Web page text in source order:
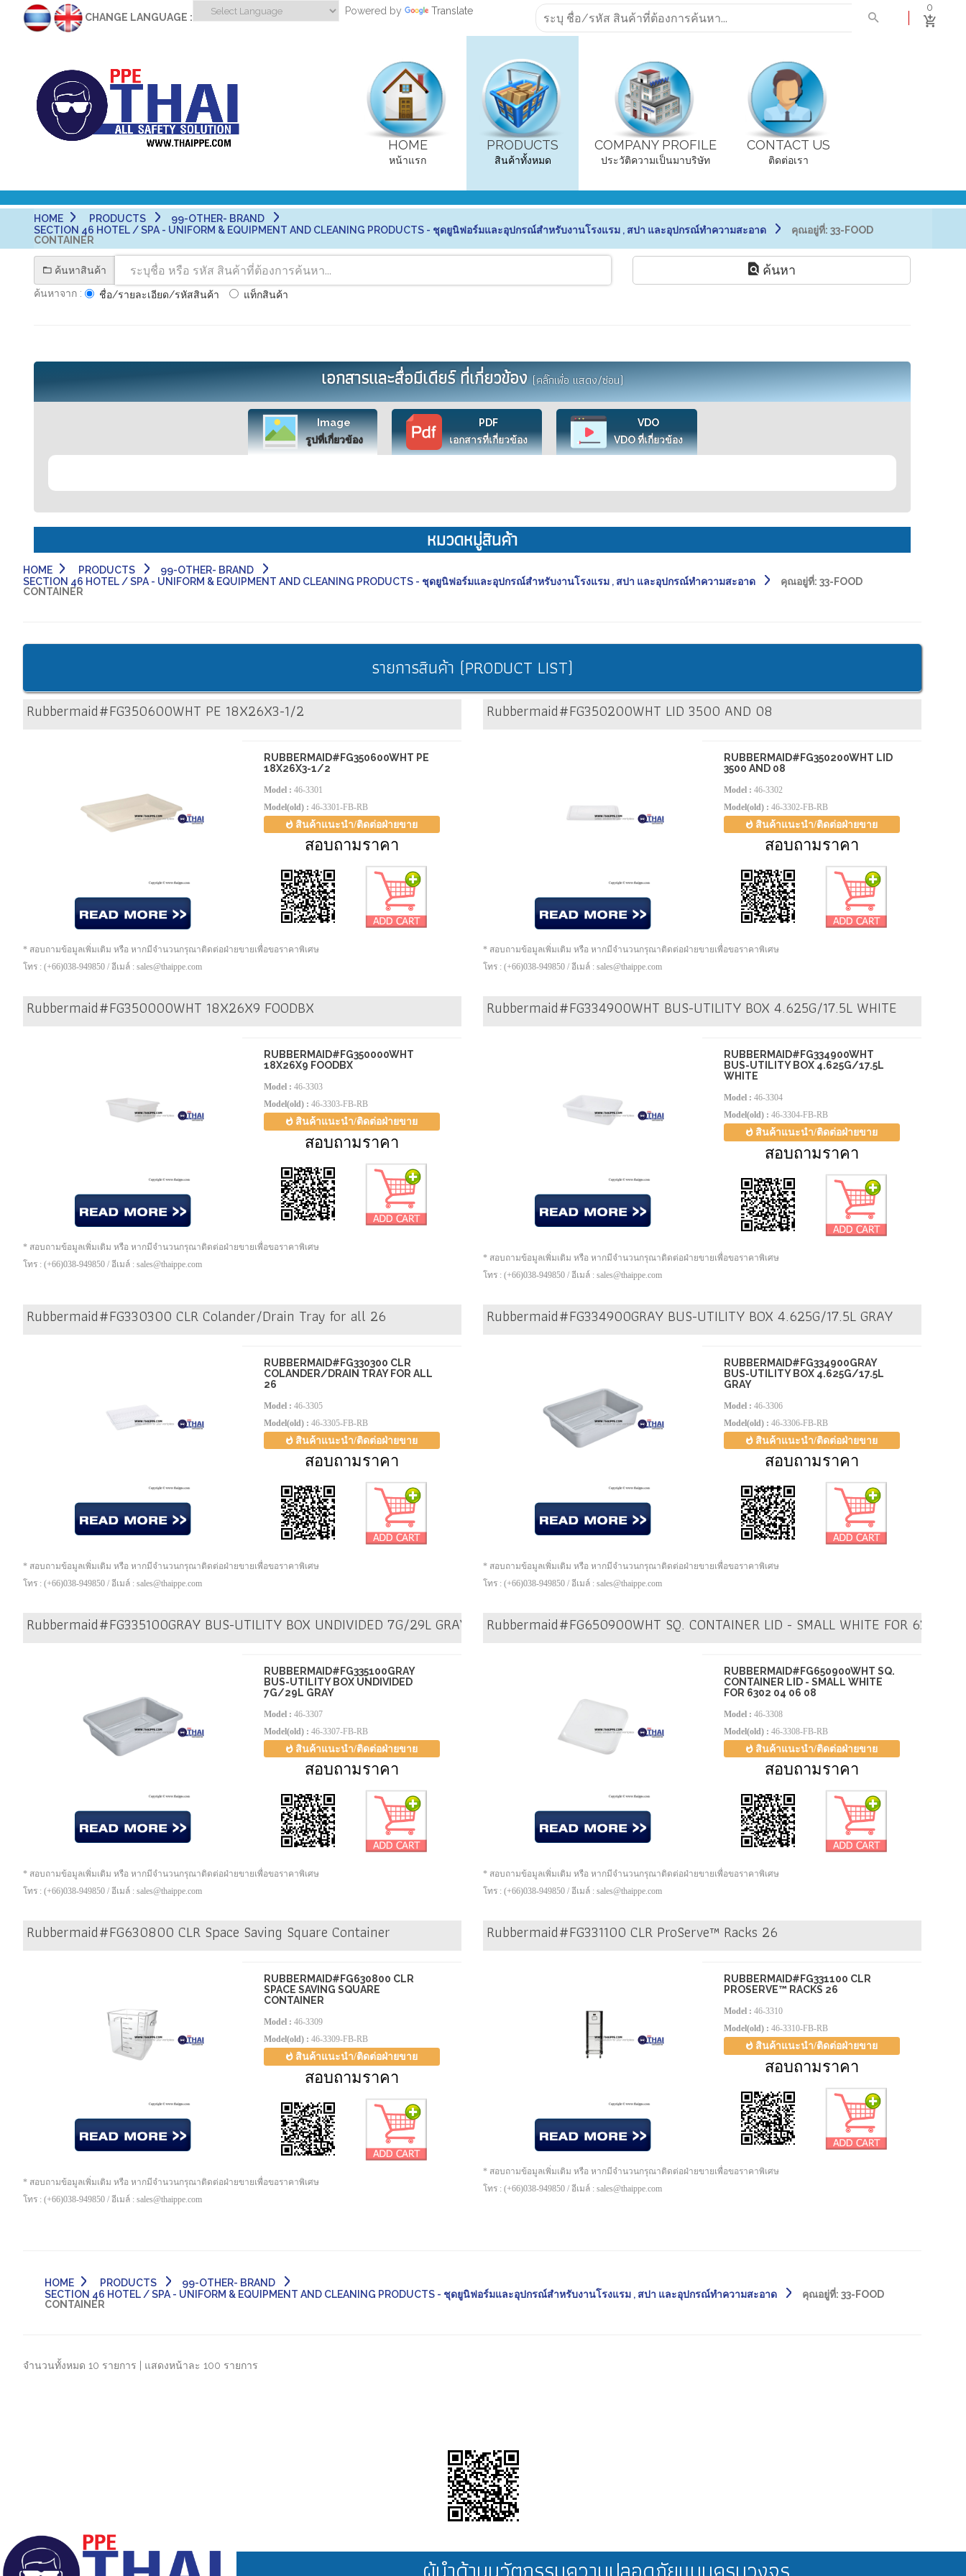
CHANGE LANGUAGE :
Powered by Translate 0
HOME
หน้าแรก
PRODUCTS
สินค้าทั้งหมด
COMPANY PROFILE
ประวัติความเป็นมาบริษัท
CONTACT US
ติดต่อเรา
HOME PRODUCTS
99-OTHER- BRAND
SECTION 46 HOTEL / SPA - UNIFORM & EQUIPMENT AND CLEANING PRODUCTS - ชุดยูนิฟอร์มและอุปกรณ์สำหรับงานโรงแรม , สปา และอุปกรณ์ทำความสะอาด
คุณอยู่ที่: 33-FOOD
CONTAINER
ค้นหาสินค้า
ค้นหาจาก :
ชื่อ/รายละเอียด/รหัสสินค้า แท็กสินค้า
ค้นหา
เอกสารและสื่อมีเดียร์ ที่เกี่ยวข้อง(คลิ๊กเพื่อ แสดง/ซ่อน)
Image
รูปที่เกี่ยวข้อง
PDF
เอกสารที่เกี่ยวข้อง
VDO
VDO ที่เกี่ยวข้อง
หมวดหมู่สินค้า
HOME PRODUCTS
99-OTHER- BRAND
SECTION 46 HOTEL / SPA - UNIFORM & EQUIPMENT AND CLEANING PRODUCTS - ชุดยูนิฟอร์มและอุปกรณ์สำหรับงานโรงแรม , สปา และอุปกรณ์ทำความสะอาด
คุณอยู่ที่: 33-FOOD
CONTAINER
รายการสินค้า (PRODUCT LIST)
Rubbermaid#FG350600WHT PE 18X26X3-1/2
RUBBERMAID#FG350600WHT PE
18X26X3-1/2
Model : 46-3301
Model(old) : 46-3301-FB-RB
สินค้าแนะนำ/ติดต่อฝ่ายขาย
สอบถามราคา
* สอบถามข้อมูลเพิ่มเติม หรือ หากมีจำนวนกรุณาติดต่อฝ่ายขายเพื่อขอราคาพิเศษ
โทร : (+66)038-949850 / อีเมล์ : sales@thaippe.com
Rubbermaid#FG350200WHT LID 3500 AND 08
RUBBERMAID#FG350200WHT LID
3500 AND 08
Model : 46-3302
Model(old) : 46-3302-FB-RB
สินค้าแนะนำ/ติดต่อฝ่ายขาย
สอบถามราคา
* สอบถามข้อมูลเพิ่มเติม หรือ หากมีจำนวนกรุณาติดต่อฝ่ายขายเพื่อขอราคาพิเศษ
โทร : (+66)038-949850 / อีเมล์ : sales@thaippe.com
Rubbermaid#FG350000WHT 18X26X9 FOODBX
RUBBERMAID#FG350000WHT
18X26X9 FOODBX
Model : 46-3303
Model(old) : 46-3303-FB-RB
สินค้าแนะนำ/ติดต่อฝ่ายขาย
สอบถามราคา
* สอบถามข้อมูลเพิ่มเติม หรือ หากมีจำนวนกรุณาติดต่อฝ่ายขายเพื่อขอราคาพิเศษ
โทร : (+66)038-949850 / อีเมล์ : sales@thaippe.com
Rubbermaid#FG334900WHT BUS-UTILITY BOX 4.625G/17.5L WHITE
RUBBERMAID#FG334900WHT
BUS-UTILITY BOX 4.625G/17.5L
WHITE
Model : 46-3304
Model(old) : 46-3304-FB-RB
สินค้าแนะนำ/ติดต่อฝ่ายขาย
สอบถามราคา
* สอบถามข้อมูลเพิ่มเติม หรือ หากมีจำนวนกรุณาติดต่อฝ่ายขายเพื่อขอราคาพิเศษ
โทร : (+66)038-949850 / อีเมล์ : sales@thaippe.com
Rubbermaid#FG330300 CLR Colander/Drain Tray for all 26
RUBBERMAID#FG330300 CLR
COLANDER/DRAIN TRAY FOR ALL
26
Model : 46-3305
Model(old) : 46-3305-FB-RB
สินค้าแนะนำ/ติดต่อฝ่ายขาย
สอบถามราคา
* สอบถามข้อมูลเพิ่มเติม หรือ หากมีจำนวนกรุณาติดต่อฝ่ายขายเพื่อขอราคาพิเศษ
โทร : (+66)038-949850 / อีเมล์ : sales@thaippe.com
Rubbermaid#FG334900GRAY BUS-UTILITY BOX 4.625G/17.5L GRAY
RUBBERMAID#FG334900GRAY
BUS-UTILITY BOX 4.625G/17.5L
GRAY
Model : 46-3306
Model(old) : 46-3306-FB-RB
สินค้าแนะนำ/ติดต่อฝ่ายขาย
สอบถามราคา
* สอบถามข้อมูลเพิ่มเติม หรือ หากมีจำนวนกรุณาติดต่อฝ่ายขายเพื่อขอราคาพิเศษ
โทร : (+66)038-949850 / อีเมล์ : sales@thaippe.com
Rubbermaid#FG335100GRAY BUS-UTILITY BOX UNDIVIDED 7G/29L GRAY
RUBBERMAID#FG335100GRAY
BUS-UTILITY BOX UNDIVIDED
7G/29L GRAY
Model : 46-3307
Model(old) : 46-3307-FB-RB
สินค้าแนะนำ/ติดต่อฝ่ายขาย
สอบถามราคา
* สอบถามข้อมูลเพิ่มเติม หรือ หากมีจำนวนกรุณาติดต่อฝ่ายขายเพื่อขอราคาพิเศษ
โทร : (+66)038-949850 / อีเมล์ : sales@thaippe.com
Rubbermaid#FG650900WHT SQ. CONTAINER LID - SMALL WHITE FOR 6302
RUBBERMAID#FG650900WHT SQ.
CONTAINER LID - SMALL WHITE
FOR 6302 04 06 08
Model : 46-3308
Model(old) : 46-3308-FB-RB
สินค้าแนะนำ/ติดต่อฝ่ายขาย
สอบถามราคา
* สอบถามข้อมูลเพิ่มเติม หรือ หากมีจำนวนกรุณาติดต่อฝ่ายขายเพื่อขอราคาพิเศษ
โทร : (+66)038-949850 / อีเมล์ : sales@thaippe.com
Rubbermaid#FG630800 CLR Space Saving Square Container
RUBBERMAID#FG630800 CLR
SPACE SAVING SQUARE
CONTAINER
Model : 46-3309
Model(old) : 46-3309-FB-RB
สินค้าแนะนำ/ติดต่อฝ่ายขาย
สอบถามราคา
* สอบถามข้อมูลเพิ่มเติม หรือ หากมีจำนวนกรุณาติดต่อฝ่ายขายเพื่อขอราคาพิเศษ
โทร : (+66)038-949850 / อีเมล์ : sales@thaippe.com
Rubbermaid#FG331100 CLR ProServe™ Racks 26
RUBBERMAID#FG331100 CLR
PROSERVE™ RACKS 26
Model : 46-3310
Model(old) : 46-3310-FB-RB
สินค้าแนะนำ/ติดต่อฝ่ายขาย
สอบถามราคา
* สอบถามข้อมูลเพิ่มเติม หรือ หากมีจำนวนกรุณาติดต่อฝ่ายขายเพื่อขอราคาพิเศษ
โทร : (+66)038-949850 / อีเมล์ : sales@thaippe.com
HOME PRODUCTS
99-OTHER- BRAND
SECTION 46 HOTEL / SPA - UNIFORM & EQUIPMENT AND CLEANING PRODUCTS - ชุดยูนิฟอร์มและอุปกรณ์สำหรับงานโรงแรม , สปา และอุปกรณ์ทำความสะอาด
คุณอยู่ที่: 33-FOOD
CONTAINER
จำนวนทั้งหมด 10 รายการ | แสดงหน้าละ 100 รายการ